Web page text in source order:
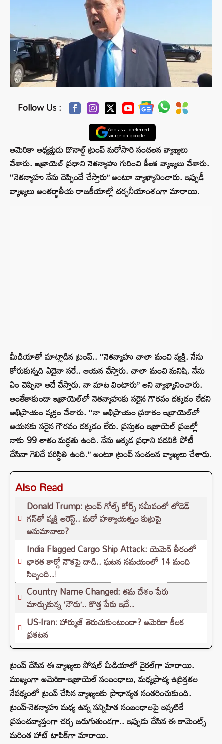
Follow Us :
Add as a preferred
source on google
అమెరికా అధ్యక్షుడు డొనాల్డ్ ట్రంప్ మరోసారి సంచలన వ్యాఖ్యలు
చేశారు. ఇజ్రాయెల్ ప్రధాని నెతన్యాహు గురించి కీలక వ్యాఖ్యలు చేశారు.
‘‘నెతన్యాహు నేను చెప్పిందే చేస్తారు’’ అంటూ వ్యాఖ్యానించారు. ఇప్పుడీ
వ్యాఖ్యలు అంతర్జాతీయ రాజకీయాల్లో చర్చనీయాంశంగా మారాయి.
మీడియాతో మాట్లాడిన ట్రంప్.. ‘‘నెతన్యాహు చాలా మంచి వ్యక్తి. నేను
కోరుకున్నది ఏదైనా సరే.. ఆయన చేస్తారు. చాలా మంచి మనిషి. నేను
ఏం చెప్పినా అదే చేస్తారు. నా మాట వింటారు’’ అని వ్యాఖ్యానించారు.
అంతేకాకుండా ఇజ్రాయెల్‌లో నెతన్యాహుకు సరైన గౌరవం దక్కడం లేదని
అభిప్రాయం వ్యక్తం చేశారు. ‘‘నా అభిప్రాయం ప్రకారం ఇజ్రాయెల్‌లో
ఆయనకు సరైన గౌరవం దక్కడం లేదు. ప్రస్తుతం ఇజ్రాయెల్ ప్రజల్లో
నాకు 99 శాతం మద్దతు ఉంది. నేను అక్కడ ప్రధాని పదవికి పోటీ
చేసినా గెలిచే పరిస్థితి ఉంది.’’ అంటూ ట్రంప్ సంచలన వ్యాఖ్యలు చేశారు.
Also Read
Donald Trump: ట్రంప్ గోల్ఫ్ కోర్స్ సమీపంలో లోడెడ్
గన్‌తో వ్యక్తి అరెస్ట్.. మరో హత్యాయత్నం కుట్రపై
అనుమానాలు?
India Flagged Cargo Ship Attack: యెమెన్ తీరంలో
భారత కార్గో నౌకపై దాడి.. ఘటన సమయంలో 14 మంది
సిబ్బంది..!
Country Name Changed: తమ దేశం పేరు
మార్చుకున్న ‘నౌరు’.. కొత్త పేరు ఇదే..
US-Iran: హార్ముజ్ తెరుచుకుంటుందా? అమెరికా కీలక
ప్రకటన
ట్రంప్ చేసిన ఈ వ్యాఖ్యలు సోషల్ మీడియాలో వైరల్‌గా మారాయి.
ముఖ్యంగా అమెరికా-ఇజ్రాయెల్ సంబంధాలు, మధ్యప్రాచ్య ఉద్రిక్తతల
నేపథ్యంలో ట్రంప్ చేసిన వ్యాఖ్యలకు ప్రాధాన్యత సంతరించుకుంది.
ట్రంప్-నెతన్యాహు మధ్య ఉన్న సన్నిహిత సంబంధాలపై ఇప్పటికే
ప్రపంచవ్యాప్తంగా చర్చ జరుగుతుండగా.. ఇప్పుడు చేసిన ఈ కామెంట్స్
మరింత హాట్ టాపిక్‌గా మారాయి.